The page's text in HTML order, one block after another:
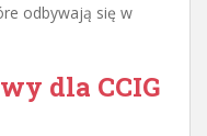
odbywają się w
dla CCIG